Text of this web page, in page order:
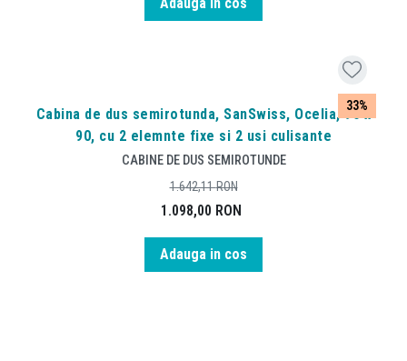
33%
Cabina de dus semirotunda, SanSwiss, Ocelia, 90 x
90, cu 2 elemnte fixe si 2 usi culisante
CABINE DE DUS SEMIROTUNDE
1.098,00 RON
1.642,11RON
Adauga in cos